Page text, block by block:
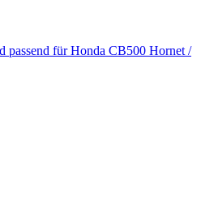
passend für Honda CB500 Hornet /